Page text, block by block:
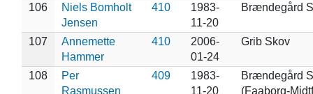
106
Niels Bomholt
Jensen
410
1983-
11-20
Brændegård
107
Annemette
Hammer
410
2006-
01-24
Grib Skov
108
Per
Rasmussen
409
1983-
11-20
Brændegård
(Faaborg-